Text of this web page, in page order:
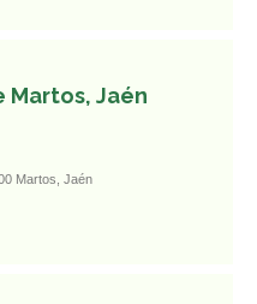
Martos, Jaén
Martos, Jaén